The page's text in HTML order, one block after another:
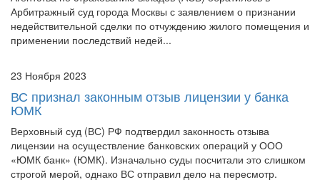
Арбитражный суд города Москвы с заявлением о признании
недействительной сделки по отчуждению жилого помещения и
применении последствий недей...
23 Ноября 2023
ВС признал законным отзыв лицензии у банка
ЮМК
Верховный суд (ВС) РФ подтвердил законность отзыва
лицензии на осуществление банковских операций у ООО
«ЮМК банк» (ЮМК). Изначально суды посчитали это слишком
строгой мерой, однако ВС отправил дело на пересмотр.